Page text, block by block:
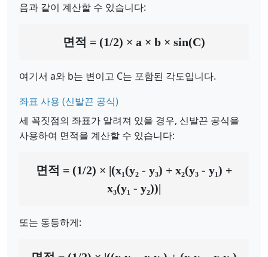
음과 같이 계산할 수 있습니다:
면적 = (1/2) × a × b × sin(C)
여기서 a와 b는 변이고 C는 포함된 각도입니다.
좌표 사용 (신발끈 공식)
세 꼭짓점의 좌표가 알려져 있을 경우, 신발끈 공식을
사용하여 면적을 계산할 수 있습니다:
면적 = (1/2) × |(x₁(y₂ - y₃) + x₂(y₃ - y₁) +
x₃(y₁ - y₂))|
또는 동등하게: